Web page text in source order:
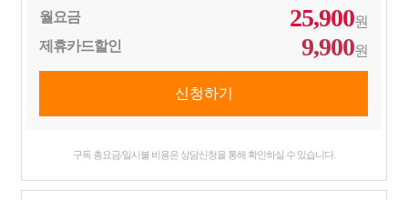
월요금 25,900원
제휴카드할인
9,900원
구독 총요금/일시불 비용은 상담신청을 통해 확인하실 수 있습니다.